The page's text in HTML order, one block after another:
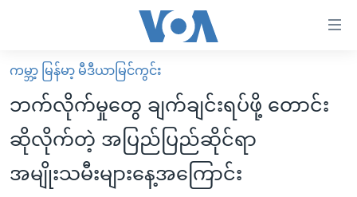
လွယ်ကူ
စေ
သည့်
Link
များ
မူလစာမျက်နှာ
မြန်မာ
ကမ္ဘာ့သတင်းများ
နိုင်ငံတကာ
ဗွီဒီယို
ကမ္ဘာ့ မြန်မာ့ မီဒီယာမြင်ကွင်း
ဘက်လိုက်မှုတွေ ချက်ချင်းရပ်ဖို့ တောင်း
ဆိုလိုက်တဲ့ အပြည်ပြည်ဆိုင်ရာ
အမျိုးသမီးများနေ့အကြောင်း